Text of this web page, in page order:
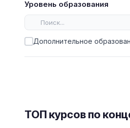
Уровень образования
ТОП курсов по